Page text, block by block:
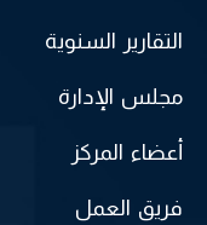
التقارير السنوية
مجلس الإدارة
أعضاء المركز
فريق العمل